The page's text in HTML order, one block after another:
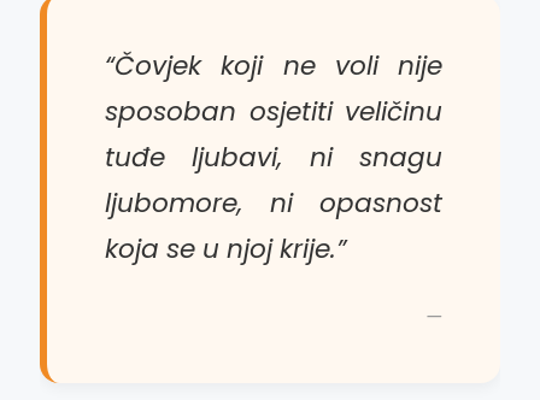
“Čovjek koji ne voli nije
sposoban osjetiti veličinu
tuđe ljubavi, ni snagu
ljubomore, ni opasnost
koja se u njoj krije.”
—